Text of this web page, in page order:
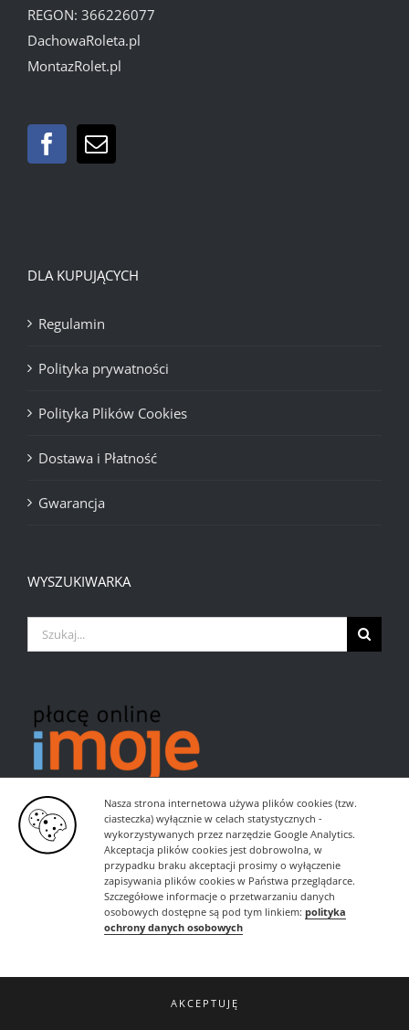
Nasza strona internetowa używa plików cookies (tzw.
ciasteczka) wyłącznie w celach statystycznych -
wykorzystywanych przez narzędzie Google Analytics.
Akceptacja plików cookies jest dobrowolna, w
przypadku braku akceptacji prosimy o wyłączenie
zapisywania plików cookies w Państwa przeglądarce.
Szczegółowe informacje o przetwarzaniu danych
osobowych dostępne są pod tym linkiem: polityka
ochrony danych osobowych
AKCEPTUJĘ
REGON: 366226077
DachowaRoleta.pl
MontazRolet.pl
DLA KUPUJĄCYCH
Regulamin
Polityka prywatności
Polityka Plików Cookies
Dostawa i Płatność
Gwarancja
WYSZUKIWARKA
Szukaj